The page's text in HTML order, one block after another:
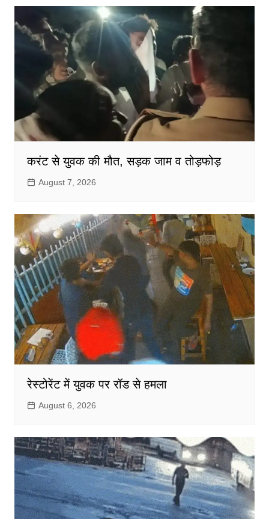
करंट से युवक की मौत, सड़क जाम व तोड़फोड़
August 7, 2026
रेस्टोरेंट में युवक पर रॉड से हमला
August 6, 2026